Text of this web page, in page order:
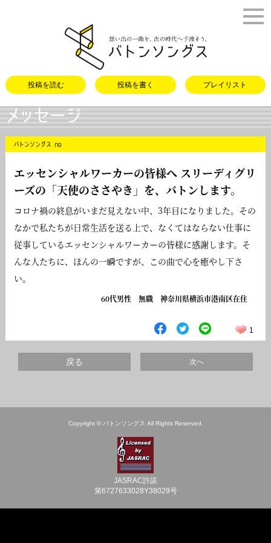
投稿を読む 投稿を書く プレイリスト
メッセージ
バトンソングス no
エッセンシャルワーカーの皆様へ スリーディグリ
ーズの「天使のささやき 」を、バトンします。
コロナ禍の終息がいまだ見えない中、3年目になりました。その
なかで私たちが日常生活を送る上で、なくてはならない仕事に
従事しているエッセンシャルワーカーの皆様に感謝します。そ
んな人たちに、ほんの一瞬ですが、この曲で心を癒やし下さ
い。
60代男性 無職 神奈川県横浜市港南区在住
1
戻る 次へ
Copyright © バトンソングス All Rights Reserved.
JASRAC許諾
第6727633028Y38029号